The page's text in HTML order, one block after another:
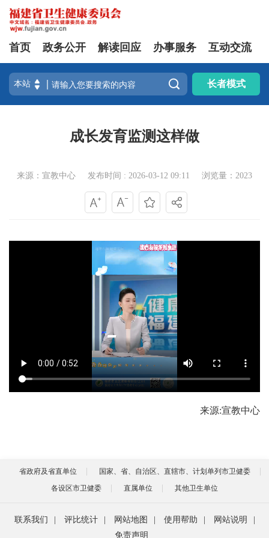
首页 政务公开 解读回应 办事服务 互动交流
 长者模式
成长发育监测这样做
来源：宣教中心 发布时间 : 2026-03-12 09:11 浏览量：2023
来源:宣教中心
省政府及省直单位
国家、省、自治区、直辖市、计划单列市卫健委
各设区市卫健委
直属单位 其他卫生单位
联系我们 评比统计 网站地图 使用帮助 网站说明
免责声明